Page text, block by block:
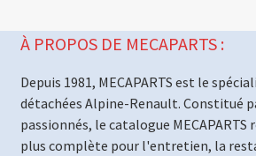
À PROPOS DE MECAPARTS :
Depuis 1981, MECAPARTS est le
détachées Alpine-Renault. Constitué
passionnés, le catalogue
plus complète pour l'entretien, la